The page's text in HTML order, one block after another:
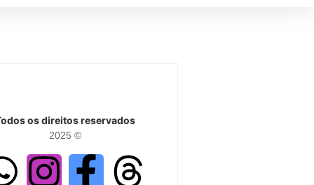
os direitos reservados
2025 ©